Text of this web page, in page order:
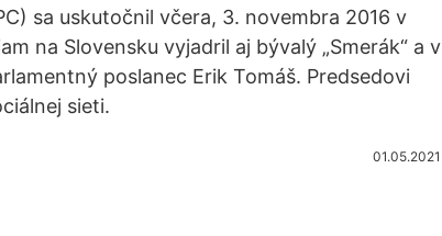
sa uskutočnil včera, 3. novembra 2016 v
na Slovensku vyjadril aj bývalý „Smerák“ a v
poslanec Erik Tomáš. Predsedovi
sieti.
01.05.2021